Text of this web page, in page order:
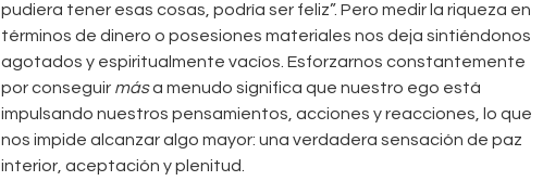
pudiera tener esas cosas, podría ser feliz”. Pero medir la riqueza en
términos de dinero o posesiones materiales nos deja sintiéndonos
agotados y espiritualmente vacíos. Esforzarnos constantemente
por conseguir mása menudo significa que nuestro ego está
impulsando nuestros pensamientos, acciones y reacciones, lo que
nos impide alcanzar algo mayor: una verdadera sensación de paz
interior, aceptación y plenitud.